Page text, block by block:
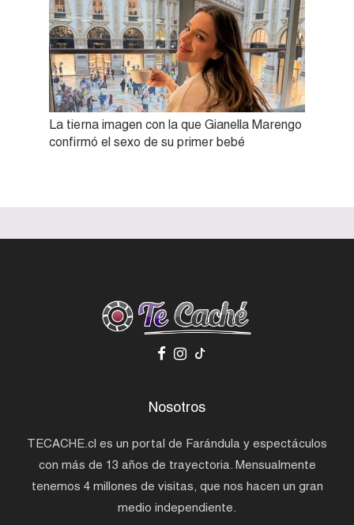
La tierna imagen con la que Gianella Marengo
confirmó el sexo de su primer bebé
Nosotros
TECACHE.cl es un portal de Farándula y espectáculos
con más de 13 años de trayectoria. Mensualmente
tenemos 4 millones de visitas, que nos hacen un gran
medio independiente.